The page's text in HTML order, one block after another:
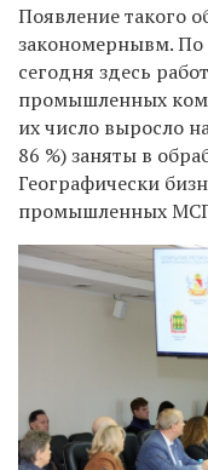
Появление такого
закономернывм.
сегодня здесь
промышленных
их число выросло
86 %) заняты в
Географически
промышленных МСП